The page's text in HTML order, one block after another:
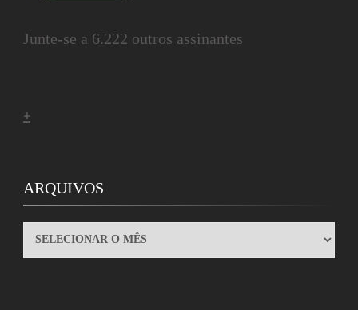
Junte-se a 6.222 outros assinantes
+
ARQUIVOS
ARQUIVOS